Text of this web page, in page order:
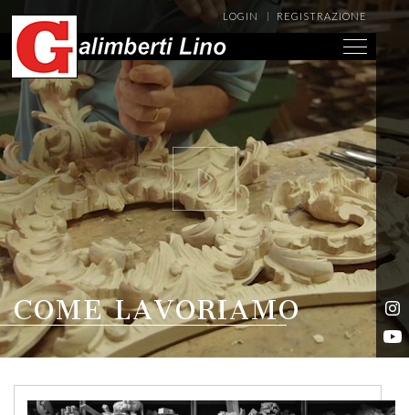
LOGIN REGISTRAZIONE
COME LAVORIAMO